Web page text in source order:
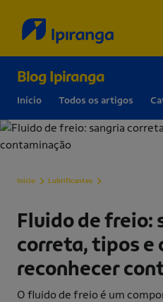
Blog Ipiranga
Início Todos os artigos
Início Lubrificantes
Fluido de freio:
correta, tipos e
reconhecer
O fluido de freio é um